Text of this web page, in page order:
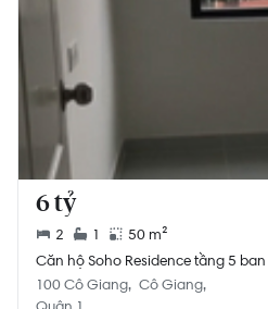
6 tỷ
2 1
50 m²
Căn hộ Soho Residence tầng 5
mát.
100 Cô Giang Cô Giang